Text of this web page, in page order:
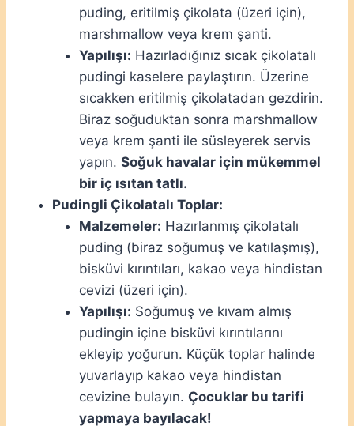
puding, eritilmiş çikolata (üzeri için),
marshmallow veya krem şanti.
Yapılışı: Hazırladığınız sıcak çikolatalı
pudingi kaselere paylaştırın. Üzerine
sıcakken eritilmiş çikolatadan gezdirin.
Biraz soğuduktan sonra marshmallow
veya krem şanti ile süsleyerek servis
yapın. Soğuk havalar için mükemmel
bir iç ısıtan tatlı.
Pudingli Çikolatalı Toplar:
Malzemeler: Hazırlanmış çikolatalı
puding (biraz soğumuş ve katılaşmış),
bisküvi kırıntıları, kakao veya hindistan
cevizi (üzeri için).
Yapılışı: Soğumuş ve kıvam almış
pudingin içine bisküvi kırıntılarını
ekleyip yoğurun. Küçük toplar halinde
yuvarlayıp kakao veya hindistan
cevizine bulayın. Çocuklar bu tarifi
yapmaya bayılacak!